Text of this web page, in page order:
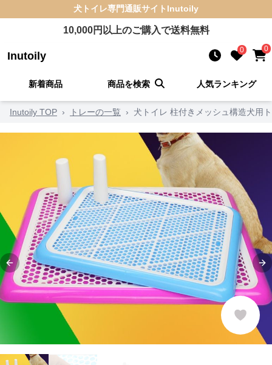
犬トイレ専門通販サイト Inutoily
10,000円以上のご購入で送料無料
Inutoily 0 0
新着商品 商品を検索 人気ランキング
Inutoily TOP › トレーの一覧 › 犬トイレ 柱付きメッシュ構造犬用
Previous slide